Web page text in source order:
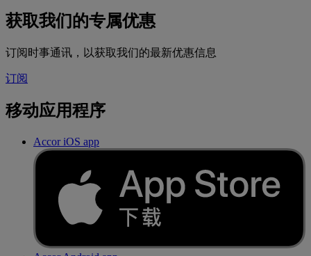
获取我们的专属优惠
订阅时事通讯，以获取我们的最新优惠信息
订阅
移动应用程序
Accor iOS app